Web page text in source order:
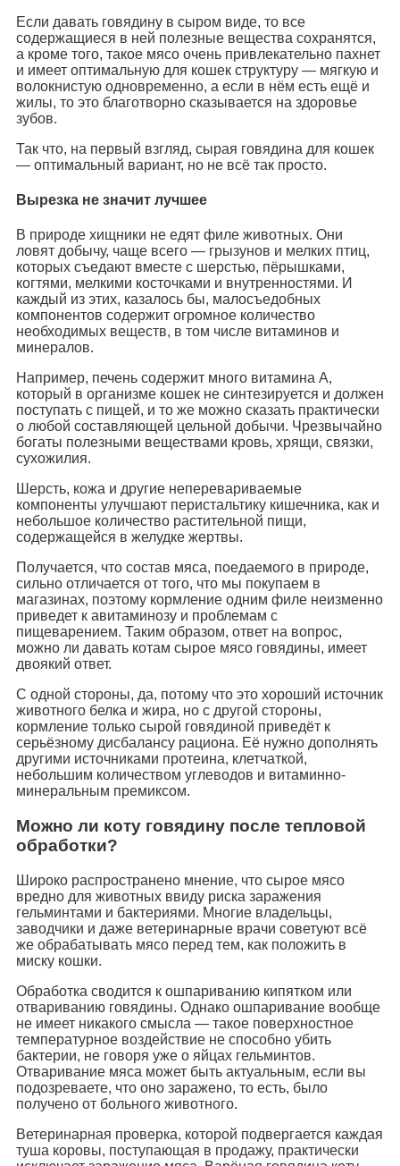
Если давать говядину в сыром виде, то все
содержащиеся в ней полезные вещества сохранятся,
а кроме того, такое мясо очень привлекательно пахнет
и имеет оптимальную для кошек структуру — мягкую и
волокнистую одновременно, а если в нём есть ещё и
жилы, то это благотворно сказывается на здоровье
зубов.
Так что, на первый взгляд, сырая говядина для кошек
— оптимальный вариант, но не всё так просто.
Вырезка не значит лучшее
В природе хищники не едят филе животных. Они
ловят добычу, чаще всего — грызунов и мелких птиц,
которых съедают вместе с шерстью, пёрышками,
когтями, мелкими косточками и внутренностями. И
каждый из этих, казалось бы, малосъедобных
компонентов содержит огромное количество
необходимых веществ, в том числе витаминов и
минералов.
Например, печень содержит много витамина А,
который в организме кошек не синтезируется и должен
поступать с пищей, и то же можно сказать практически
о любой составляющей цельной добычи. Чрезвычайно
богаты полезными веществами кровь, хрящи, связки,
сухожилия.
Шерсть, кожа и другие неперевариваемые
компоненты улучшают перистальтику кишечника, как и
небольшое количество растительной пищи,
содержащейся в желудке жертвы.
Получается, что состав мяса, поедаемого в природе,
сильно отличается от того, что мы покупаем в
магазинах, поэтому кормление одним филе неизменно
приведет к авитаминозу и проблемам с
пищеварением. Таким образом, ответ на вопрос,
можно ли давать котам сырое мясо говядины, имеет
двоякий ответ.
С одной стороны, да, потому что это хороший источник
животного белка и жира, но с другой стороны,
кормление только сырой говядиной приведёт к
серьёзному дисбалансу рациона. Её нужно дополнять
другими источниками протеина, клетчаткой,
небольшим количеством углеводов и витаминно-
минеральным премиксом.
Можно ли коту говядину после тепловой
обработки?
Широко распространено мнение, что сырое мясо
вредно для животных ввиду риска заражения
гельминтами и бактериями. Многие владельцы,
заводчики и даже ветеринарные врачи советуют всё
же обрабатывать мясо перед тем, как положить в
миску кошки.
Обработка сводится к ошпариванию кипятком или
отвариванию говядины. Однако ошпаривание вообще
не имеет никакого смысла — такое поверхностное
температурное воздействие не способно убить
бактерии, не говоря уже о яйцах гельминтов.
Отваривание мяса может быть актуальным, если вы
подозреваете, что оно заражено, то есть, было
получено от больного животного.
Ветеринарная проверка, которой подвергается каждая
туша коровы, поступающая в продажу, практически